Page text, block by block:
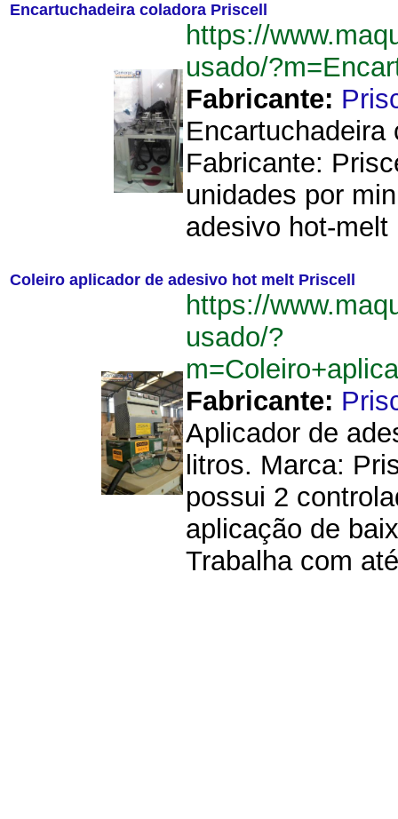
Encartuchadeira coladora Priscell
https://
usado/
Fabricante:
Fabricante:
unidades por
adesivo hot-
Coleiro aplicador de adesivo hot melt Priscell
https://
usado/?
Fabricante:
Aplicador de
litros. Marca:
possui 2
aplicação de
Trabalha com